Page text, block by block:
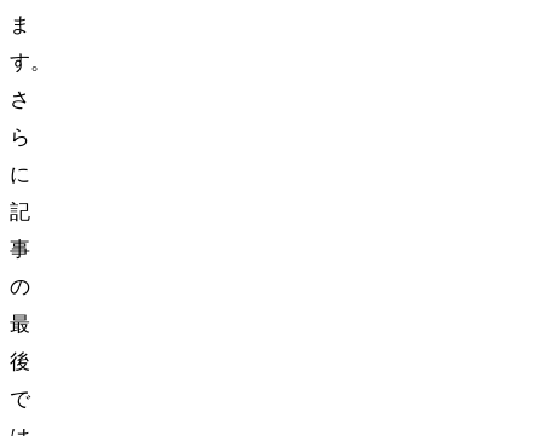
ま
す。
さ
ら
に
記
事
の
最
後
で